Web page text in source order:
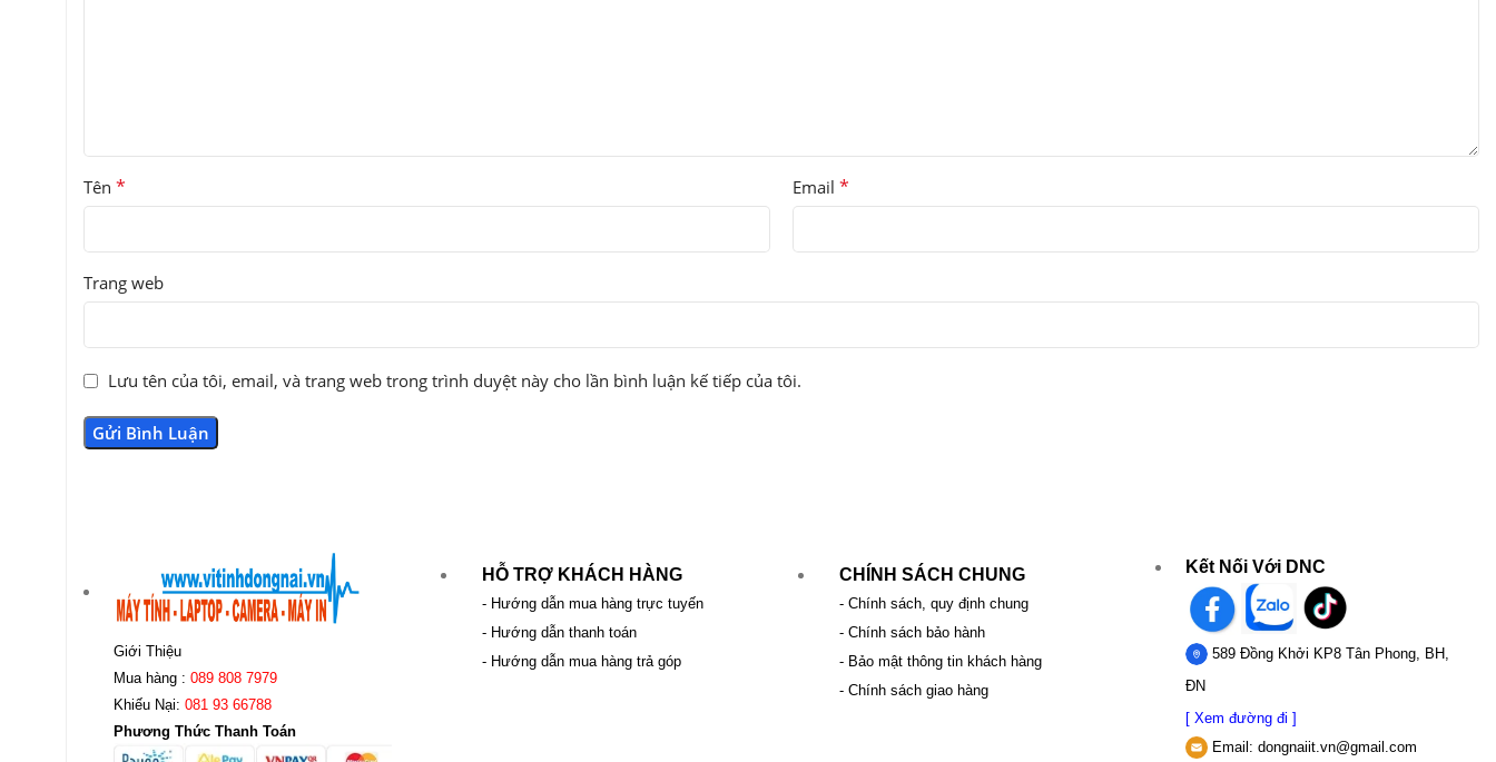
Tên * Email *
Trang web
Lưu tên của tôi, email, và trang web trong trình duyệt này cho lần bình luận kế tiếp của tôi.
Giới Thiệu
Mua hàng : 089 808 7979
Khiếu Nại: 081 93 66788
Phương Thức Thanh Toán
HỖ TRỢ KHÁCH HÀNG
- Hướng dẫn mua hàng trực tuyến
- Hướng dẫn thanh toán
- Hướng dẫn mua hàng trả góp
CHÍNH SÁCH CHUNG
- Chính sách, quy định chung
- Chính sách bảo hành
- Bảo mật thông tin khách hàng
- Chính sách giao hàng
Kết Nối Với DNC
589 Đồng Khởi KP8 Tân Phong, BH,
ĐN
[ Xem đường đi ]
Email: dongnaiit.vn@gmail.com